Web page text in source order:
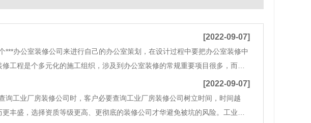
[2022-09-07]
办公室装修公司来进行自己的办公室策划，在设计过程中要把办公室装修中
工程是个多元化的施工组织，涉及到办公室装修的常规重要项目很多，而且
。***常见的几个办公室装修项目如下；一，消防工程大多数办公室装修时都
[2022-09-07]
业厂房装修公司时，客户必要查询工业厂房装修公司树立时间，时间越
丰盛，选择资质等级更高、更彻底的装修公司才华避免被坑的风险。工业厂